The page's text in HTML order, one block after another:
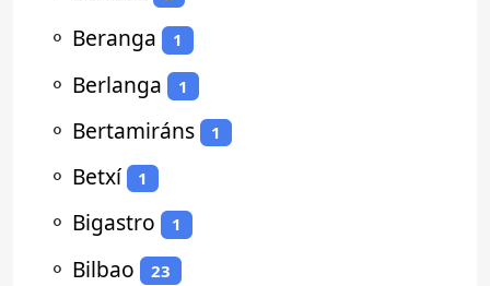
⚬ Beranga 1
⚬ Berlanga 1
⚬ Bertamiráns 1
⚬ Betxí 1
⚬ Bigastro 1
⚬ Bilbao 23